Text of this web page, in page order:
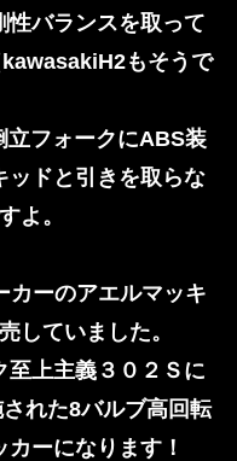
性バランスを取って
もそうで
立フォークにABS装
ッドと引きを取らな
よ。
カーのアエルマッキ
していました。
至上主義３０２Ｓに
れた8バルブ高回転
ーになります！